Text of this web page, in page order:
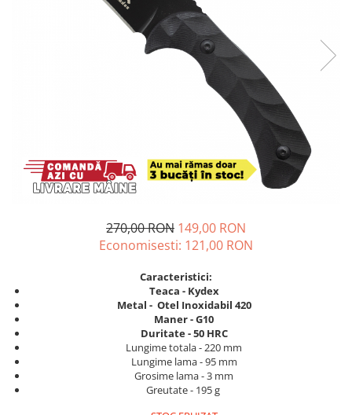
270,00 RON 149,00 RON
Economisesti: 121,00 RON
Caracteristici:
Teaca - Kydex
Metal - Otel Inoxidabil 420
Maner -G10
Duritate - 50 HRC
Lungime totala - 220 mm
Lungime lama - 95 mm
Grosime lama - 3 mm
Greutate - 195 g​ ​​​​​